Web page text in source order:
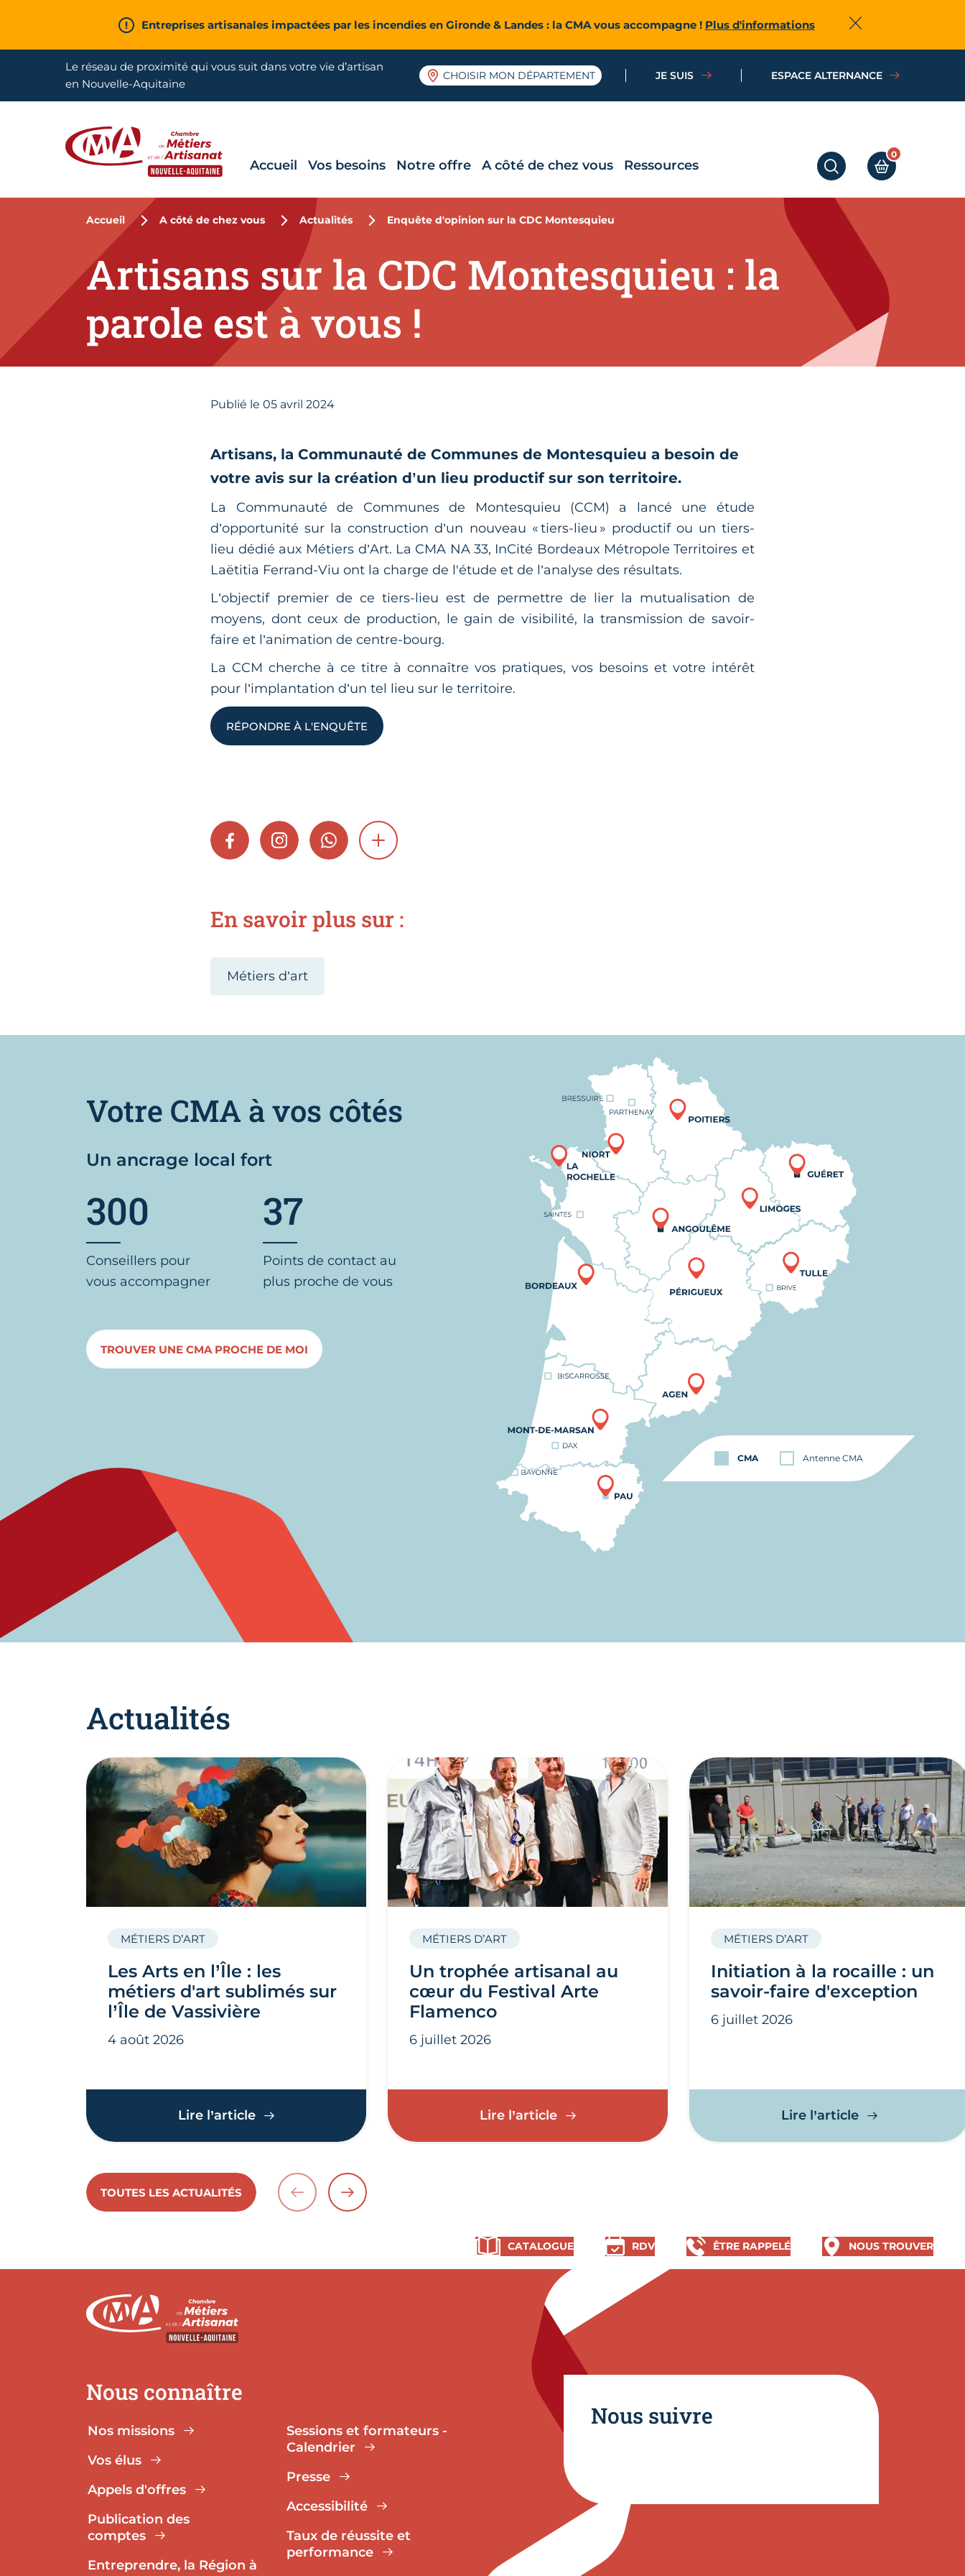
Entreprises artisanales impactées par les incendies en Gironde & Landes : la CMA vous accompagne ! Plus d'informations Fermer
Le réseau de proximité qui vous suit dans votre vie d’artisan
en Nouvelle-Aquitaine
CHOISIR MON DÉPARTEMENT JE SUIS ESPACE ALTERNANCE
RECHERCHERMON PANIER
0
Accueil Vos besoins Notre offre A côté de chez vous Ressources
Accueil A côté de chez vous Actualités Enquête d'opinion sur la CDC Montesquieu
Artisans sur la CDC Montesquieu : la
parole est à vous !
Publié le05 avril 2024
Artisans, la Communauté de Communes de Montesquieu a besoin de
votre avis sur la création d’un lieu productif sur son territoire.
La Communauté de Communes de Montesquieu (CCM) a lancé une étude
d’opportunité sur la construction d’un nouveau « tiers-lieu » productif ou un tiers-
lieu dédié aux Métiers d’Art. La CMA NA 33, InCité Bordeaux Métropole Territoires et
Laëtitia Ferrand-Viu ont la charge de l'étude et de l’analyse des résultats.
L’objectif premier de ce tiers-lieu est de permettre de lier la mutualisation de
moyens, dont ceux de production, le gain de visibilité, la transmission de savoir-
faire et l’animation de centre-bourg.
La CCM cherche à ce titre à connaître vos pratiques, vos besoins et votre intérêt
pour l’implantation d’un tel lieu sur le territoire.
RÉPONDRE À L'ENQUÊTE
FACEBOOKINSTAGRAMWHATSAPPSHOW MORE
En savoir plus sur :
Métiers d’art
CMA Antenne CMA
Votre CMA à vos côtés
Un ancrage local fort
300
Conseillers pour
vous accompagner
37
Points de contact au
plus proche de vous
TROUVER UNE CMA PROCHE DE MOI
Actualités
Les Arts en l’Île : les
métiers d'art sublimés sur
l’Île de Vassivière
MÉTIERS D’ART
4 août 2026
Lire l’articleLes Arts en l’Île : les métiers d'art sublimés sur l’Île de Vassivière
Un trophée artisanal au
cœur du Festival Arte
Flamenco
MÉTIERS D’ART
6 juillet 2026
Lire l’articleUn trophée artisanal au cœur du Festival Arte Flamenco
Initiation à la rocaille : un
savoir-faire d'exception
MÉTIERS D’ART
6 juillet 2026
Lire l’articleInitiation à la
TOUTES LES ACTUALITÉS PRÉCÉDENTSUIVANT
CATALOGUE RDV ÊTRE RAPPELÉ NOUS TROUVER
Nous connaître
Nos missions
Vos élus
Appels d'offres
Publication des
comptes
Entreprendre, la Région à
Sessions et formateurs -
Calendrier
Presse
Accessibilité
Taux de réussite et
performance
Nous suivre